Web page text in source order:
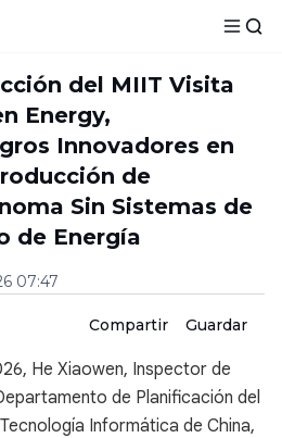
del MIIT Visita
Energy,
Innovadores en
de
Sin Sistemas de
de Energía
07:47
Compartir Guardar
He Xiaowen, Inspector de
de Planificación del
Informática de China,